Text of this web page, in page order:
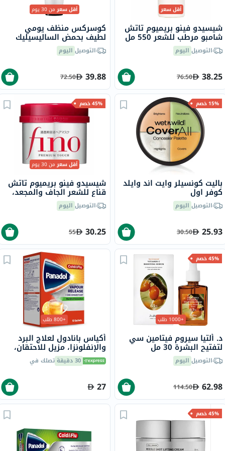
أقل سعر
شيسيدو فينو بريميوم تاتش
شامبو مرطب للشعر 550 مل
التوصيل اليوم
38.25
76.50
أقل سعرمن 30 يوم
كوسركس منظف ​​يومي
لطيف بحمض الساليسيليك
للبشرة الدهنية 150 مل
التوصيل اليوم
39.88
72.50
15% خصم
باليت كونسيلر وايت اند وايلد
كوفر اول
التوصيل اليوم
25.93
30.50
45% خصم
أقل سعرمن 30 يوم
شيسيدو فينو بريميوم تاتش
قناع للشعر الجاف والمجعد،
230 جرامالتوصيل اليوم
30.25
55
45% خصم
+1000 طلب
د. ألتيا سيروم فيتامين سي
لتفتيح البشرة 30 مل
التوصيل اليوم
62.98
114.50
+800 طلب
أكياس بانادول لعلاج البرد
والإنفلونزا، مزيل للاحتقان،
بنكهة الليمون الساخن
30 دقيقة تصلك في
27
45% خصم